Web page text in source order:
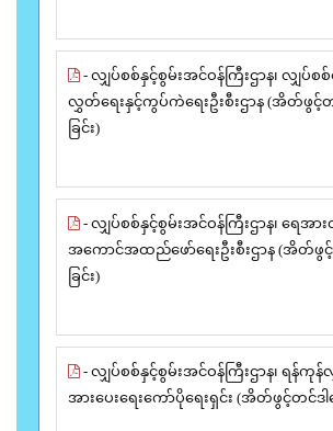
- လျှပ်စစ်နှင့်စွမ်းအင်ဝန်ကြီးဌာန၊ လျှပ်စ
လွှတ်ရေးနှင့်ကွပ်ကဲရေးဦးစီးဌာန (အိတ်ဖွင့်တ
ခြင်း)
- လျှပ်စစ်နှင့်စွမ်းအင်ဝန်ကြီးဌာန၊ ရေအာ
အကောင်အထည်ဖော်ရေးဦးစီးဌာန (အိတ်ဖွင့်
ခြင်း)
- လျှပ်စစ်နှင့်စွမ်းအင်ဝန်ကြီးဌာန၊ ရန်ကု
အားပေးရေးကော်ပိုရေးရှင်း (အိတ်ဖွင့်တင်ဒါ